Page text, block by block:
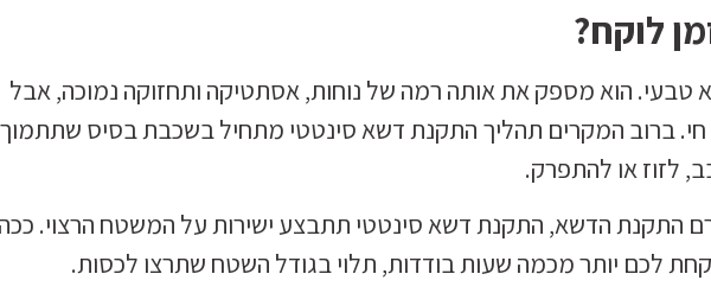
לוקח?
טבעי. הוא מספק את אותה רמה של נוחות, אסתטיקה ותחזוקה נמוכה, אבל
חי. ברוב המקרים תהליך התקנת דשא סינטטי מתחיל בשכבת בסיס שתתמוך
לזוז או להתפרק.
התקנת הדשא, התקנת דשא סינטטי תתבצע ישירות על המשטח הרצוי.
לכם יותר מכמה שעות בודדות, תלוי בגודל השטח שתרצו לכסות.